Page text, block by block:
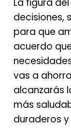
La figura
decisiones,
para que
acuerdo
vas a
alcanzarás
más
duraderos